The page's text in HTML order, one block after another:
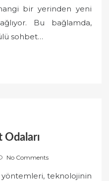
bir yerinden yeni
Bu bağlamda,
sohbet…
Odaları
No Comments
teknolojinin